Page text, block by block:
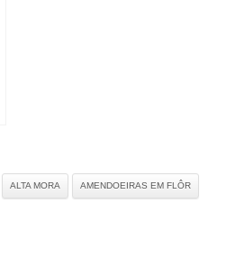
ALTA MORA AMENDOEIRAS EM FLÔR